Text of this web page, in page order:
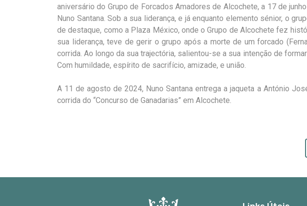
aniversário do Grupo de Forcados Amadores de Alcochete, a 17 de
Nuno Santana.Sob a sua liderança, e já enquanto elemento sénior, o
de destaque, como a Plaza México, onde o Grupo de Alcochete fez
sua liderança, teve de gerir o grupo após a morte de um forcado
corrida.Ao longo da sua trajectória, salientou-se a sua intenção de
Com humildade, espírito de sacrifício, amizade, e união.
A 11 de agosto de 2024, Nuno Santana entrega a jaqueta a António
corrida do “Concurso de Ganadarias” em Alcochete.